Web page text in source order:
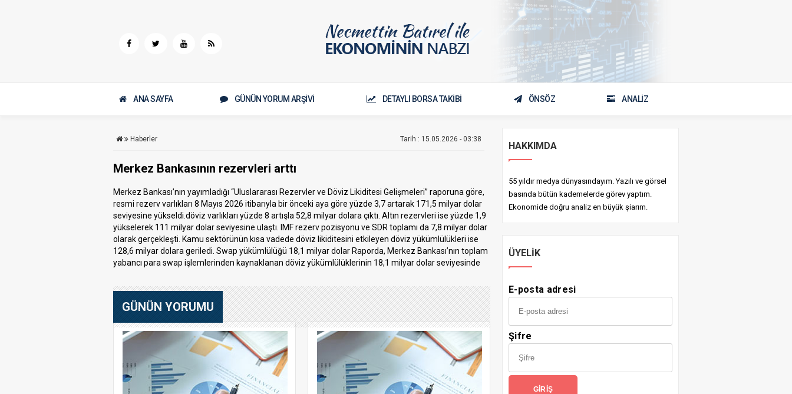
ANA SAYFA GÜNÜN YORUM ARŞİVİ DETAYLI BORSA TAKİBİ ÖNSÖZ ANALİZ
Haberler Tarih : 15.05.2026 - 03:38
Merkez Bankasının rezervleri arttı
Merkez Bankası’nın yayımladığı “Uluslararası Rezervler ve Döviz Likiditesi Gelişmeleri” raporuna göre,
resmi rezerv varlıkları 8 Mayıs 2026 itibarıyla bir önceki aya göre yüzde 3,7 artarak 171,5 milyar dolar
seviyesine yükseldi. döviz varlıkları yüzde 8 artışla 52,8 milyar dolara çıktı. Altın rezervleri ise yüzde 1,9
yükselerek 111 milyar dolar seviyesine ulaştı. IMF rezerv pozisyonu ve SDR toplamı da 7,8 milyar dolar
olarak gerçekleşti. Kamu sektörünün kısa vadede döviz likiditesini etkileyen döviz yükümlülükleri ise
128,6 milyar dolara geriledi. Swap yükümlülüğü 18,1 milyar dolar Raporda, Merkez Bankası’nın toplam
yabancı para swap işlemlerinden kaynaklanan döviz yükümlülüklerinin 18,1 milyar dolar seviyesinde
GÜNÜN YORUMU
HAKKIMDA
55 yıldır medya dünyasındayım. Yazılı ve görsel
basında bütün kademelerde görev yaptım.
Ekonomide doğru analiz en büyük şiarım.
ÜYELIK
E-posta adresi
Şifre
GIRIŞ